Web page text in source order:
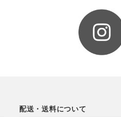
配送・送料について